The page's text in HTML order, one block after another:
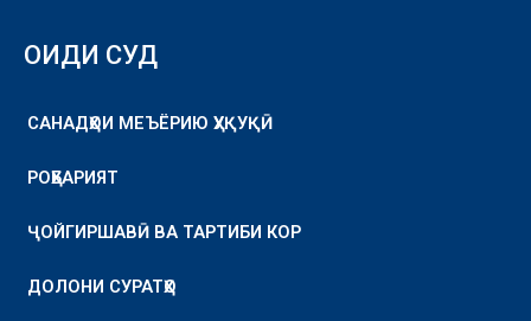
ОИДИ СУД
САНАДҲОИ МЕЪЁРИЮ ҲУҚУҚӢ
РОҲБАРИЯТ
ҶОЙГИРШАВӢ ВА ТАРТИБИ КОР
ДОЛОНИ СУРАТҲО